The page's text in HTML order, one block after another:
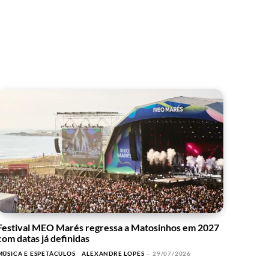
MEO Marés regressa a Matosinhos em 2027
datas já definidas
E ESPETÁCULOS ALEXANDRE LOPES - 29/07/2026